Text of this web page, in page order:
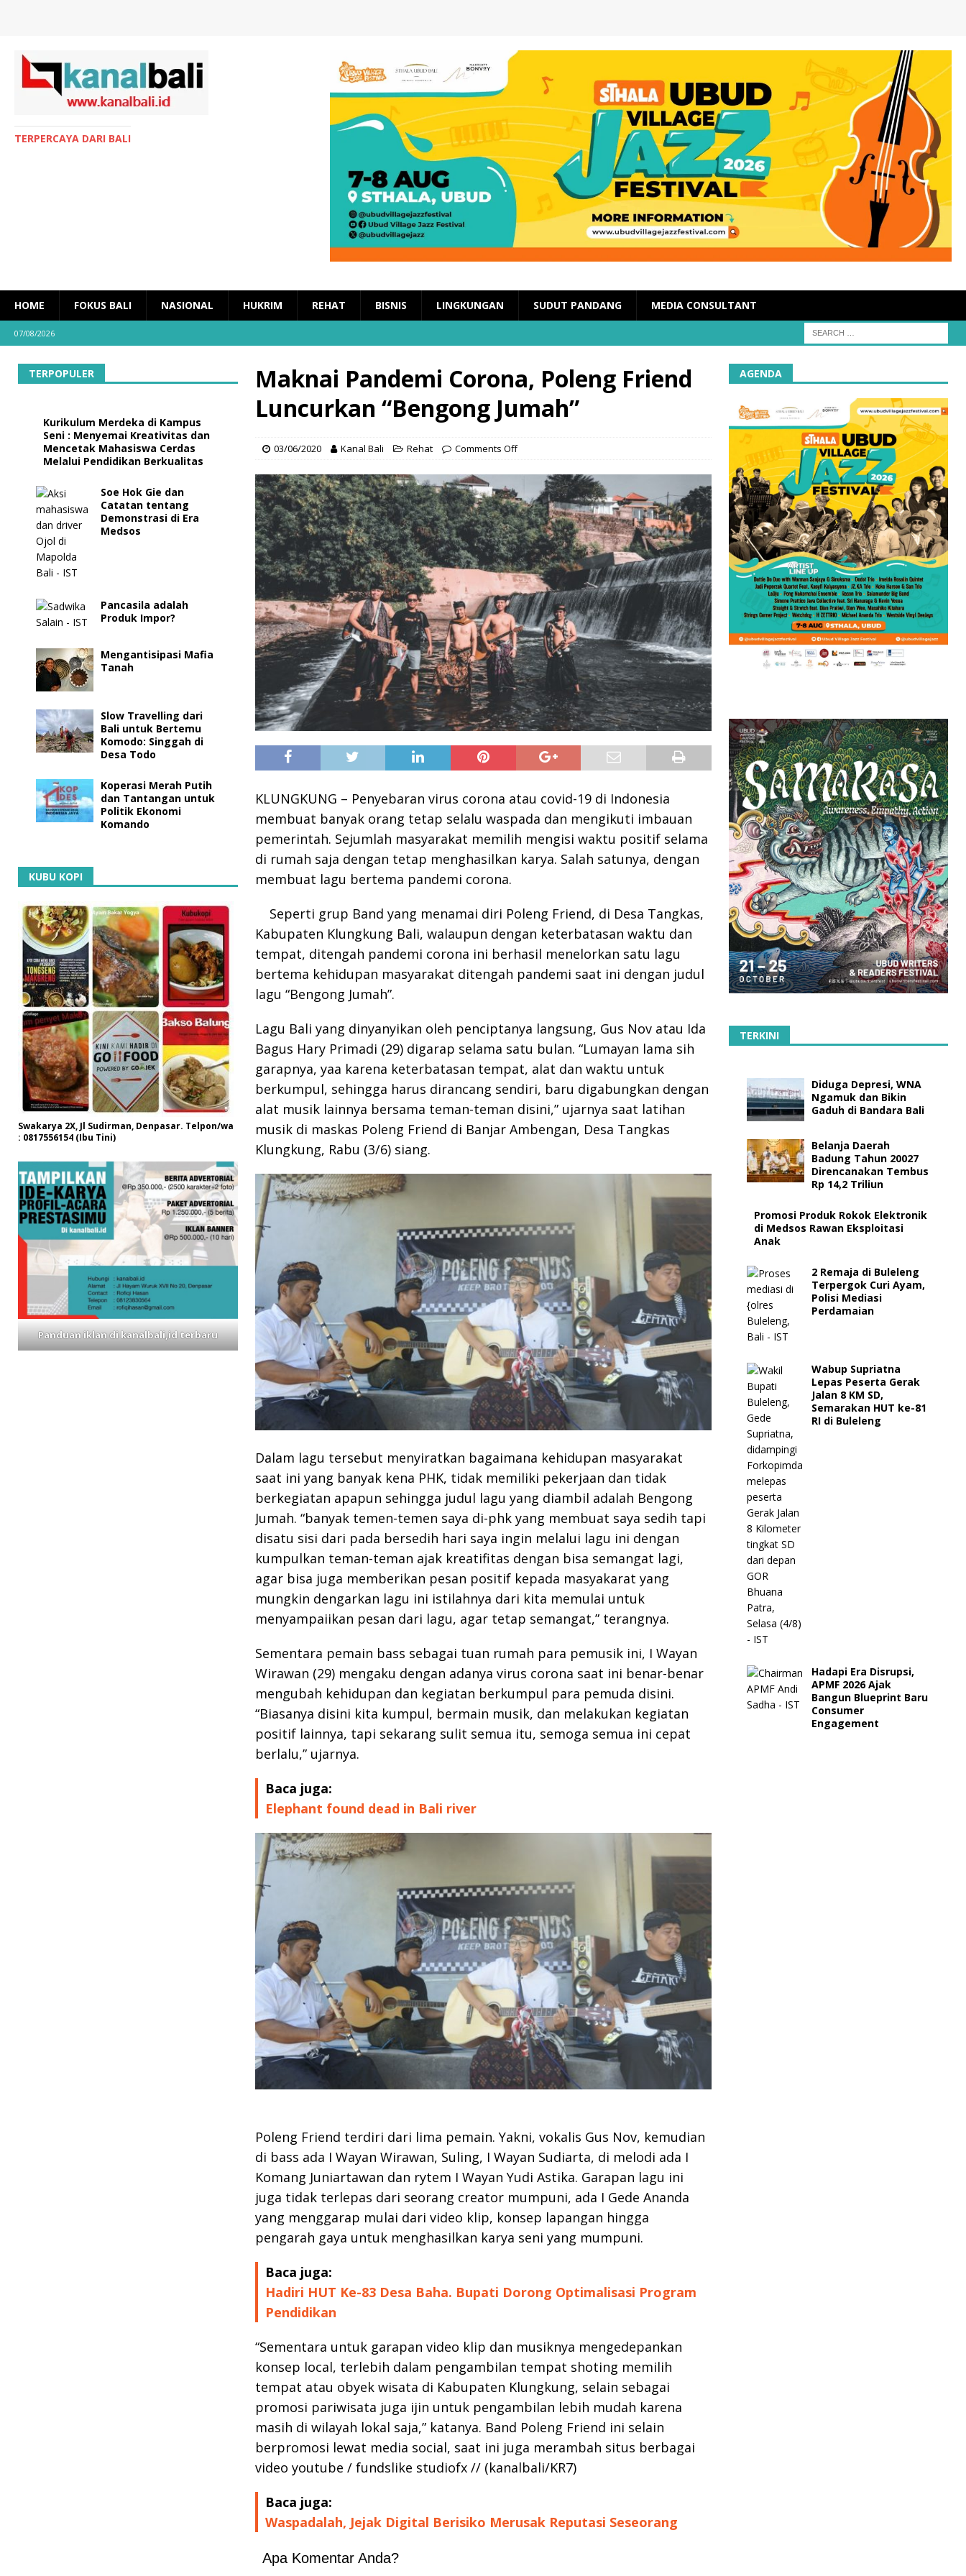
TERPERCAYA DARI BALI
HOME FOKUS BALI NASIONAL HUKRIM REHAT BISNIS LINGKUNGAN SUDUT PANDANG MEDIA CONSULTANT
07/08/2026
Maknai Pandemi Corona, Poleng Friend
Luncurkan “Bengong Jumah”
03/06/2020 Kanal Bali Rehat Comments Off
KLUNGKUNG – Penyebaran virus corona atau covid-19 di Indonesia
membuat banyak orang tetap selalu waspada dan mengikuti imbauan
pemerintah. Sejumlah masyarakat memilih mengisi waktu positif selama
di rumah saja dengan tetap menghasilkan karya. Salah satunya, dengan
membuat lagu bertema pandemi corona.
Seperti grup Band yang menamai diri Poleng Friend, di Desa Tangkas,
Kabupaten Klungkung Bali, walaupun dengan keterbatasan waktu dan
tempat, ditengah pandemi corona ini berhasil menelorkan satu lagu
bertema kehidupan masyarakat ditengah pandemi saat ini dengan judul
lagu “Bengong Jumah”.
Lagu Bali yang dinyanyikan oleh penciptanya langsung, Gus Nov atau Ida
Bagus Hary Primadi (29) digarap selama satu bulan. “Lumayan lama sih
garapnya, yaa karena keterbatasan tempat, alat dan waktu untuk
berkumpul, sehingga harus dirancang sendiri, baru digabungkan dengan
alat musik lainnya bersama teman-teman disini,” ujarnya saat latihan
musik di maskas Poleng Friend di Banjar Ambengan, Desa Tangkas
Klungkung, Rabu (3/6) siang.
Dalam lagu tersebut menyiratkan bagaimana kehidupan masyarakat
saat ini yang banyak kena PHK, tidak memiliki pekerjaan dan tidak
berkegiatan apapun sehingga judul lagu yang diambil adalah Bengong
Jumah. “banyak temen-temen saya di-phk yang membuat saya sedih tapi
disatu sisi dari pada bersedih hari saya ingin melalui lagu ini dengan
kumpulkan teman-teman ajak kreatifitas dengan bisa semangat lagi,
agar bisa juga memberikan pesan positif kepada masyakarat yang
mungkin dengarkan lagu ini istilahnya dari kita memulai untuk
menyampaiikan pesan dari lagu, agar tetap semangat,” terangnya.
Sementara pemain bass sebagai tuan rumah para pemusik ini, I Wayan
Wirawan (29) mengaku dengan adanya virus corona saat ini benar-benar
mengubah kehidupan dan kegiatan berkumpul para pemuda disini.
“Biasanya disini kita kumpul, bermain musik, dan melakukan kegiatan
positif lainnya, tapi sekarang sulit semua itu, semoga semua ini cepat
berlalu,” ujarnya.
Baca juga:
Elephant found dead in Bali river
Poleng Friend terdiri dari lima pemain. Yakni, vokalis Gus Nov, kemudian
di bass ada I Wayan Wirawan, Suling, I Wayan Sudiarta, di melodi ada I
Komang Juniartawan dan rytem I Wayan Yudi Astika. Garapan lagu ini
juga tidak terlepas dari seorang creator mumpuni, ada I Gede Ananda
yang menggarap mulai dari video klip, konsep lapangan hingga
pengarah gaya untuk menghasilkan karya seni yang mumpuni.
Baca juga:
Hadiri HUT Ke-83 Desa Baha. Bupati Dorong Optimalisasi Program
Pendidikan
“Sementara untuk garapan video klip dan musiknya mengedepankan
konsep local, terlebih dalam pengambilan tempat shoting memilih
tempat atau obyek wisata di Kabupaten Klungkung, selain sebagai
promosi pariwisata juga ijin untuk pengambilan lebih mudah karena
masih di wilayah lokal saja,” katanya. Band Poleng Friend ini selain
berpromosi lewat media social, saat ini juga merambah situs berbagai
video youtube / fundslike studiofx // (kanalbali/KR7)
Baca juga:
Waspadalah, Jejak Digital Berisiko Merusak Reputasi Seseorang
Apa Komentar Anda?
TERPOPULER
Kurikulum Merdeka di Kampus
Seni : Menyemai Kreativitas dan
Mencetak Mahasiswa Cerdas
Melalui Pendidikan Berkualitas
Soe Hok Gie dan
Catatan tentang
Demonstrasi di Era
Medsos
Pancasila adalah
Produk Impor?
Mengantisipasi Mafia
Tanah
Slow Travelling dari
Bali untuk Bertemu
Komodo: Singgah di
Desa Todo
Koperasi Merah Putih
dan Tantangan untuk
Politik Ekonomi
Komando
KUBU KOPI
Swakarya 2X, Jl Sudirman, Denpasar. Telpon/wa
: 0817556154 (Ibu Tini)
Panduan iklan di kanalbali,id terbaru
AGENDA
TERKINI
Diduga Depresi, WNA
Ngamuk dan Bikin
Gaduh di Bandara Bali
Belanja Daerah
Badung Tahun 20027
Direncanakan Tembus
Rp 14,2 Triliun
Promosi Produk Rokok Elektronik
di Medsos Rawan Eksploitasi
Anak
2 Remaja di Buleleng
Terpergok Curi Ayam,
Polisi Mediasi
Perdamaian
Wabup Supriatna
Lepas Peserta Gerak
Jalan 8 KM SD,
Semarakan HUT ke-81
RI di Buleleng
Hadapi Era Disrupsi,
APMF 2026 Ajak
Bangun Blueprint Baru
Consumer
Engagement